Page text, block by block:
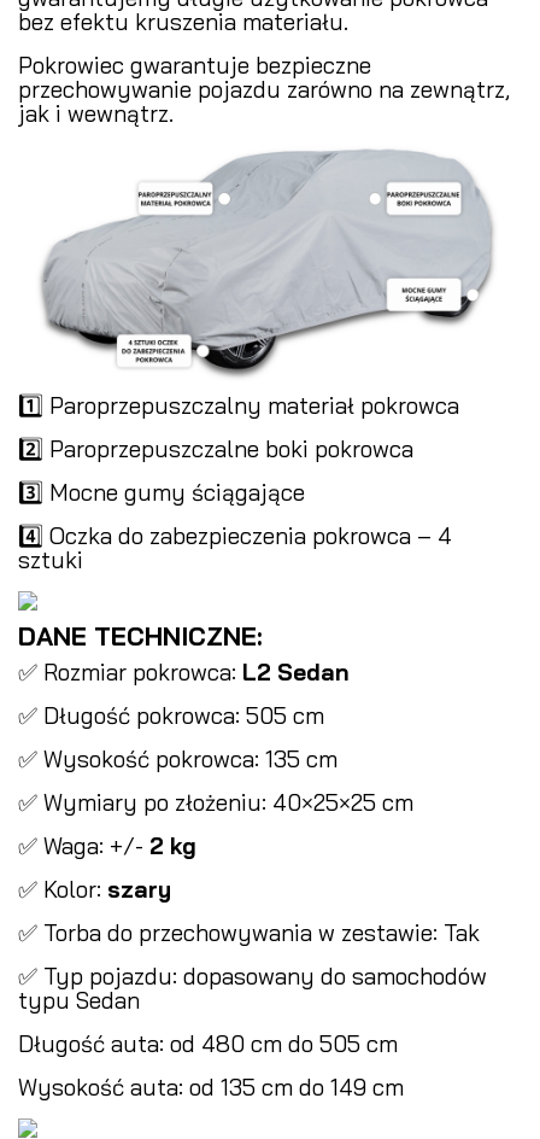
bez efektu kruszenia materiału.
Pokrowiec gwarantuje bezpieczne
przechowywanie pojazdu zarówno na zewnątrz,
jak i wewnątrz.
1️⃣ Paroprzepuszczalny materiał pokrowca
2️⃣ Paroprzepuszczalne boki pokrowca
3️⃣ Mocne gumy ściągające
4️⃣ Oczka do zabezpieczenia pokrowca – 4
sztuki
DANE TECHNICZNE:
✅ Rozmiar pokrowca: L2 Sedan
✅ Długość pokrowca: 505 cm
✅ Wysokość pokrowca: 135 cm
✅ Wymiary po złożeniu: 40×25×25 cm
✅ Waga: +/- 2 kg
✅ Kolor: szary
✅ Torba do przechowywania w zestawie: Tak
✅ Typ pojazdu: dopasowany do samochodów
typu Sedan
Długość auta: od 480 cm do 505 cm
Wysokość auta: od 135 cm do 149 cm